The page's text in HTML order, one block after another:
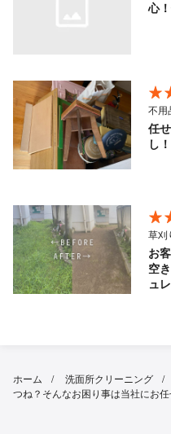
心
不用
任
し
草刈
お
空
ュ
ホーム 洗面所クリーニング
つね？そんなお困り事は当社にお任